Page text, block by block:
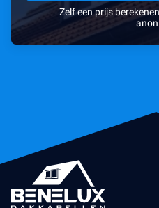
Zelf een prijs